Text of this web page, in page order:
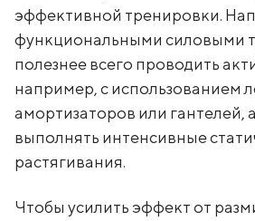
эффективной тренировки.
функциональными силовыми
полезнее всего проводить
например, с использованием
амортизаторов или гантелей,
выполнять интенсивные
растягивания.
Чтобы усилить эффект от